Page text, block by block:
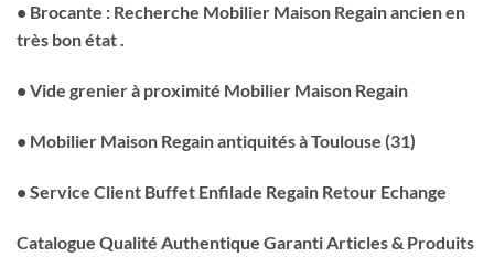
• Brocante : Recherche Mobilier Maison Regain ancien en
très bon état .
• Vide grenier à proximité Mobilier Maison Regain
• Mobilier Maison Regain antiquités à Toulouse (31)
• Service Client Buffet Enfilade Regain Retour Echange
Catalogue Qualité Authentique Garanti Articles & Produits